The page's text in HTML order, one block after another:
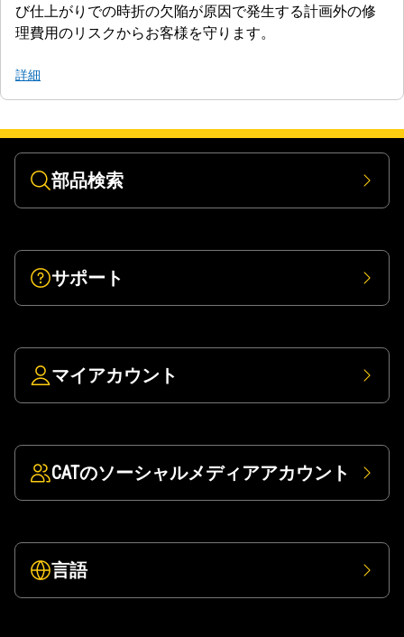
び仕上がりでの時折の欠陥が原因で発生する計画外の修
理費用のリスクからお客様を守ります。
詳細
部品検索
サポート
マイアカウント
CATのソーシャルメディアアカウント
言語